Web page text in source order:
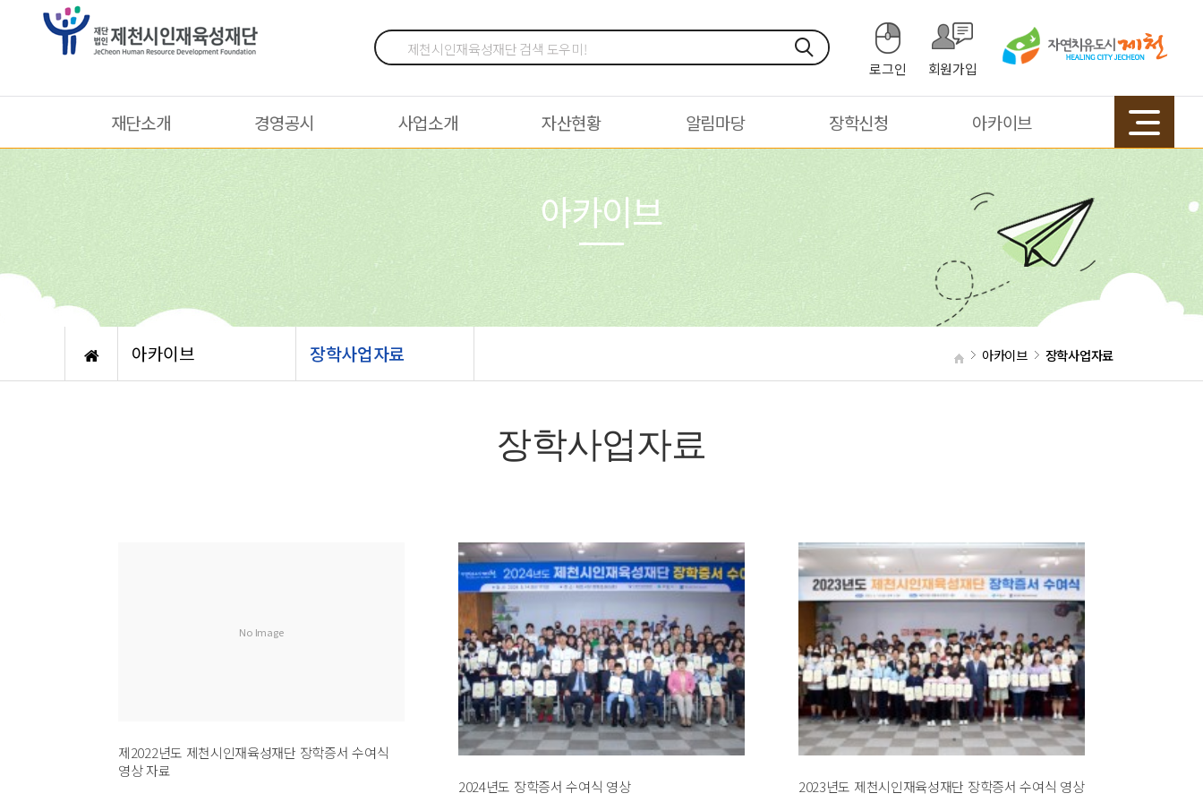
로그인 회원가입
재단소개 경영공시 사업소개 자산현황 알림마당 장학신청 아카이브
아카이브 장학사업자료 아카이브 장학사업자료
아카이브
장학사업자료
No Image
제2022년도 제천시인재육성재단 장학증서 수여식
영상 자료
2024년도 장학증서 수여식 영상
2023년도 제천시인재육성재단 장학증서 수여식 영상